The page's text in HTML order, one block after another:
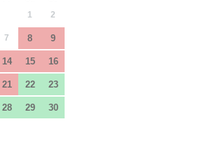
1 2
7 8 9
14 15 16
21 22 23
28 29 30